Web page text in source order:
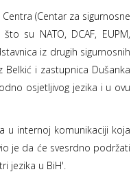
(Centar za sigurnosne
su NATO, DCAF, EUPM,
iz drugih sigurnosnih
i zastupnica Dušanka
osjetljivog jezika i u ovu
u internoj komunikaciji koja
je da će svesrdno podržati
jezika u BiH'.